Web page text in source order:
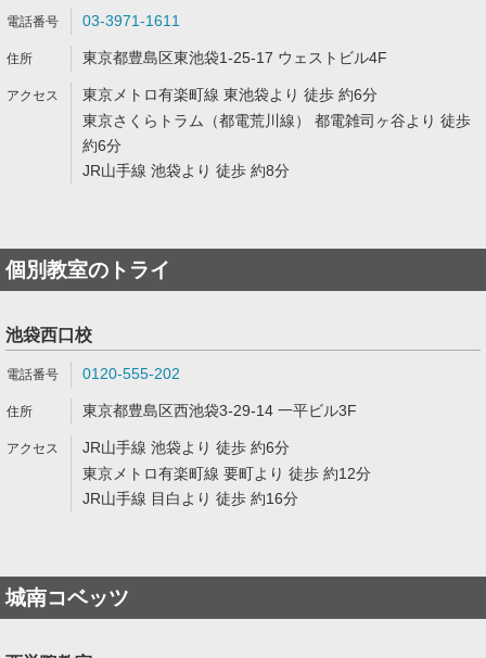
03-3971-1611
東京都豊島区東池袋1-25-17 ウェストビル4F
東京メトロ有楽町線 東池袋より 徒歩 約6分
東京さくらトラム（都電荒川線） 都電雑司ヶ谷より 徒歩
約6分
JR山手線 池袋より 徒歩 約8分
個別教室のトライ
池袋西口校
0120-555-202
東京都豊島区西池袋3-29-14 一平ビル3F
JR山手線 池袋より 徒歩 約6分
東京メトロ有楽町線 要町より 徒歩 約12分
JR山手線 目白より 徒歩 約16分
城南コベッツ